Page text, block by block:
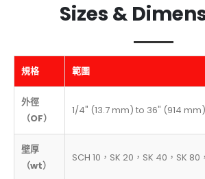
Sizes &
規格 範圍
外徑
（OF）
1/4" (13.7 mm) to 36" (914 mm)
壁厚
（wt）
SCH 10，SK 20，SK 40，SK 80